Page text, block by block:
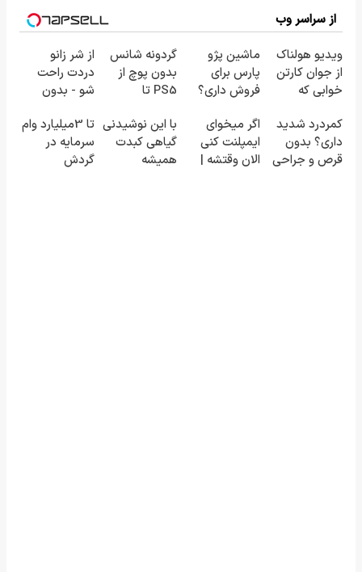
از سراسر وب
ویدیو هولناک
از جوان کارتن
خوابی که
آموزش رایگان
ماشین پژو
پارس برای
فروش داری؟
بفروشش
گردونه شانس
بدون پوچ از
PS5 تا
کوین 🔥
از شر زانو
دردت راحت
شو - بدون
کمردرد شدید
داری؟ بدون
قرص و جراحی
اگر میخوای
ایمپلنت کنی
الان وقتشه |
با این نوشیدنی
گیاهی کبدت
همیشه
تا 3میلیارد وام
سرمایه در
گردش